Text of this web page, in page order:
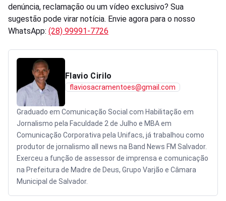
denúncia, reclamação ou um vídeo exclusivo? Sua
sugestão pode virar notícia. Envie agora para o nosso
WhatsApp: (28) 99991-7726
Flavio Cirilo
flaviosacramentoes@gmail.com
Graduado em Comunicação Social com Habilitação em
Jornalismo pela Faculdade 2 de Julho e MBA em
Comunicação Corporativa pela Unifacs, já trabalhou como
produtor de jornalismo all news na Band News FM Salvador.
Exerceu a função de assessor de imprensa e comunicação
na Prefeitura de Madre de Deus, Grupo Varjão e Câmara
Municipal de Salvador.